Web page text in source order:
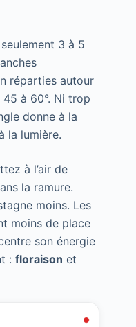
3 à 5
réparties autour
45 à 60°. Ni trop
donne à la
la lumière.
à l’air de
la ramure.
moins. Les
moins de place
son énergie
: floraison et